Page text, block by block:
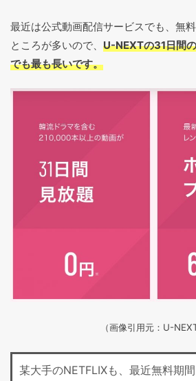
最近は公式動画配信サービスでも、無
ところが多いので、 U-NEXTの31日間
でも最も長いです。
（画像引用元：U-NEXT
某大手のNETFLIXも、最近無料期